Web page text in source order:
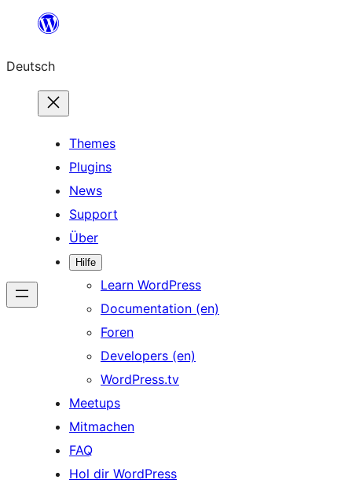
springen
Deutsch
Themes
Plugins
News
Support
Über
Hilfe
Learn WordPress
Documentation (en)
Foren
Developers (en)
WordPress.tv
Meetups
Mitmachen
FAQ
Hol dir WordPress